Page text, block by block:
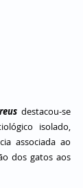
destacou-se
isolado,
associada ao
dos gatos aos